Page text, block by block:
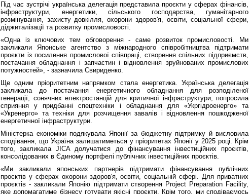
Під час зустрічі українська делегація представила проєкти у сферах фінансів,
інфраструктури, енергетики, сільського господарства, гуманітарного
розмінування, захисту довкілля, охорони здоров'я, освіти, соціальної сфери,
діджиталізації та розвитку промисловості.
«Одна із ключових тем обговорення - саме розвиток промисловості. Ми
закликали Японське агентство з міжнародного співробітництва підтримати
проєкти із посилення промислової співпраці, створення спільних підприємств,
постачання обладнання і запчастин і відновлення зруйнованих промислових
потужностей», - зазначила Свириденко.
Ще одним пріоритетним напрямком стала енергетика. Українська делегація
закликала до постачання енергетичного обладнання для розподіленої
генерації, сонячних електростанцій для критичної інфраструктури, попросила
сприяння у придбанні спецтехніки і обладнання для «Укргідроенерго» та
«Укренерго» та техніки для розчищення завалів і відновлення пошкодженої
енергетичної інфраструктури.
Міністерка економіки подякувала Японії за бюджетну підтримку й висловила
сподівання, що Україна залишатиметься у пріоритетах Японії у 2025 році. Крім
того, закликала JICA долучатися до фінансування інвестиційних проєктів,
консолідованих в Єдиному портфелі публічних інвестиційних проєктів.
«Ми закликали японських партнерів підтримати фінансування публічних
проєктів у сферах охорони здоров'я, освіти, соціальній сфері. Для приватних
проєктів - закликали Японію підтримати створення Project Preparation Facility,
яке допомагатиме бізнесу готувати якісні проєкти. Крім того, ми сподіваємось